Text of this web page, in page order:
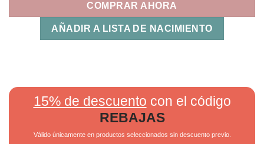
COMPRAR AHORA
AÑADIR A LISTA DE NACIMIENTO
15% de descuento con el código
REBAJAS
Válido únicamente en productos seleccionados sin descuento previo.